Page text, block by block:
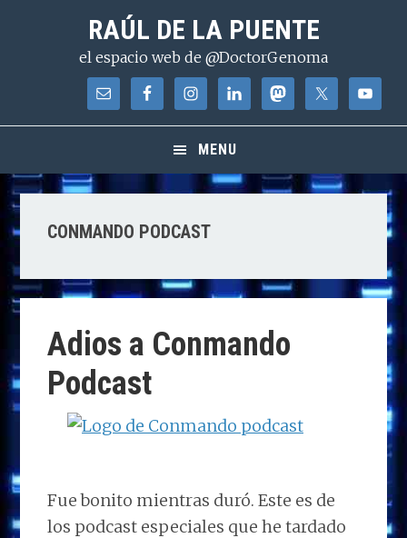
contenido
RAÚL DE LA PUENTE
el espacio web de @DoctorGenoma
MENU
CONMANDO PODCAST
Adios a Conmando
Podcast
Fue bonito mientras duró. Este es de
los podcast especiales que he tardado